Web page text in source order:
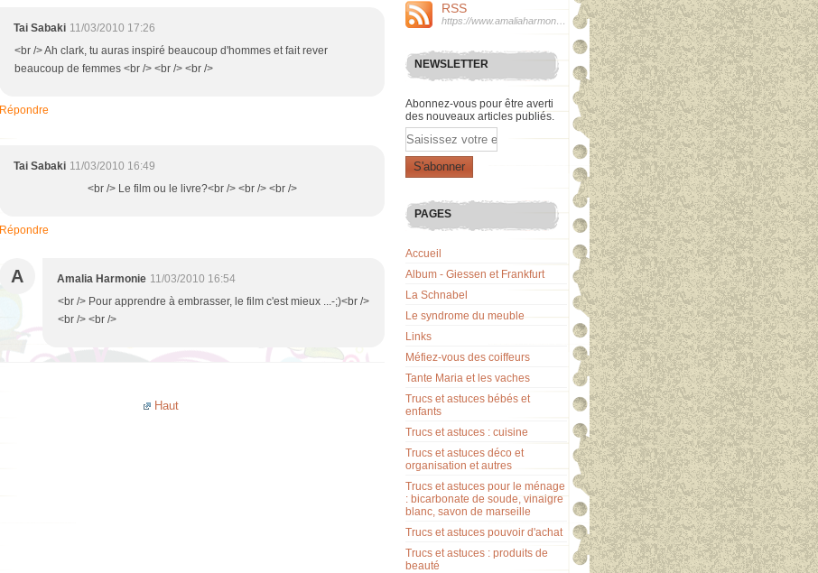
Tai Sabaki 11/03/2010 17:26
<br /> Ah clark, tu auras inspiré beaucoup d'hommes et fait rever
beaucoup de femmes <br /> <br /> <br />
Répondre
Tai Sabaki 11/03/2010 16:49
<br /> Le film ou le livre?<br /> <br /> <br />
Répondre
A Amalia Harmonie 11/03/2010 16:54
<br /> Pour apprendre à embrasser, le film c'est mieux ...-;)<br />
<br /> <br />
Haut
RSS
NEWSLETTER
Abonnez-vous pour être averti
des nouveaux articles publiés.
Email
PAGES
Accueil
Album - Giessen et Frankfurt
La Schnabel
Le syndrome du meuble
Links
Méfiez-vous des coiffeurs
Tante Maria et les vaches
Trucs et astuces bébés et
enfants
Trucs et astuces : cuisine
Trucs et astuces déco et
organisation et autres
Trucs et astuces pour le ménage
: bicarbonate de soude, vinaigre
blanc, savon de marseille
Trucs et astuces pouvoir d'achat
Trucs et astuces : produits de
beauté